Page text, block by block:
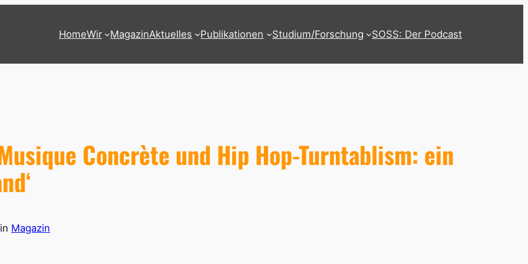
HomeWir MagazinAktuelles Publikationen Studium/Forschung SOSS: Der Podcast
Concrète und Hip Hop-Turntablism: ein
in Magazin